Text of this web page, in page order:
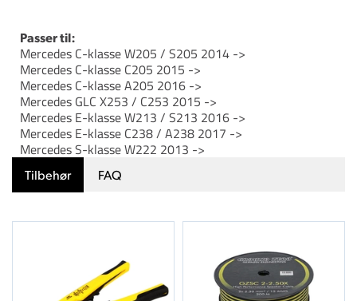
Passer til:
Mercedes C-klasse W205 / S205 2014 ->
Mercedes C-klasse C205 2015 ->
Mercedes C-klasse A205 2016 ->
Mercedes GLC X253 / C253 2015 ->
Mercedes E-klasse W213 / S213 2016 ->
Mercedes E-klasse C238 / A238 2017 ->
Mercedes S-klasse W222 2013 ->
Tilbehør FAQ